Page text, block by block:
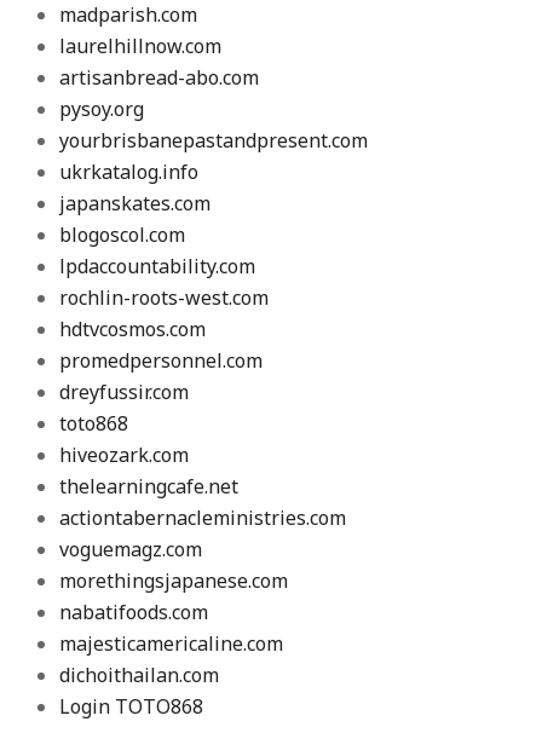
madparish.com
laurelhillnow.com
artisanbread-abo.com
pysoy.org
yourbrisbanepastandpresent.com
ukrkatalog.info
japanskates.com
blogoscol.com
lpdaccountability.com
rochlin-roots-west.com
hdtvcosmos.com
promedpersonnel.com
dreyfussir.com
toto868
hiveozark.com
thelearningcafe.net
actiontabernacleministries.com
voguemagz.com
morethingsjapanese.com
nabatifoods.com
majesticamericaline.com
dichoithailan.com
Login TOTO868